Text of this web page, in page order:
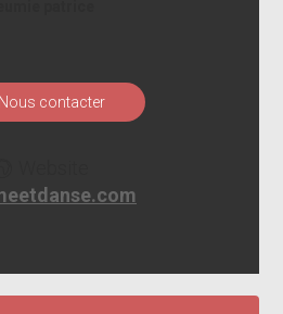
Nous contacter